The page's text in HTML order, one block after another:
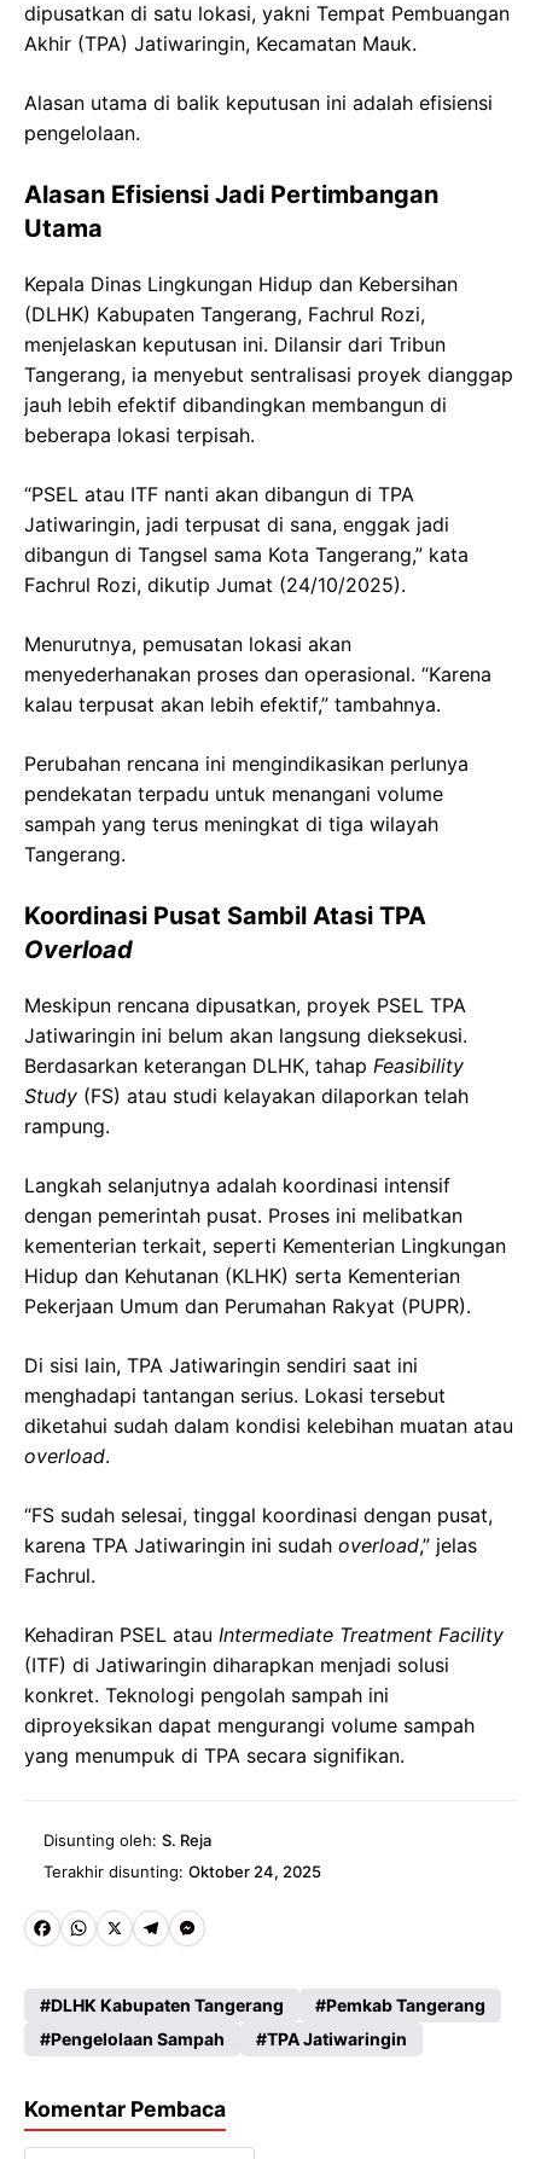
dipusatkan di satu lokasi, yakni Tempat Pembuangan
Akhir (TPA) Jatiwaringin, Kecamatan Mauk.
Alasan utama di balik keputusan ini adalah efisiensi
pengelolaan.
Alasan Efisiensi Jadi Pertimbangan
Utama
Kepala Dinas Lingkungan Hidup dan Kebersihan
(DLHK) Kabupaten Tangerang, Fachrul Rozi,
menjelaskan keputusan ini. Dilansir dari Tribun
Tangerang, ia menyebut sentralisasi proyek dianggap
jauh lebih efektif dibandingkan membangun di
beberapa lokasi terpisah.
“PSEL atau ITF nanti akan dibangun di TPA
Jatiwaringin, jadi terpusat di sana, enggak jadi
dibangun di Tangsel sama Kota Tangerang,” kata
Fachrul Rozi, dikutip Jumat (24/10/2025).
Menurutnya, pemusatan lokasi akan
menyederhanakan proses dan operasional. “Karena
kalau terpusat akan lebih efektif,” tambahnya.
Perubahan rencana ini mengindikasikan perlunya
pendekatan terpadu untuk menangani volume
sampah yang terus meningkat di tiga wilayah
Tangerang.
Koordinasi Pusat Sambil Atasi TPA
Overload
Meskipun rencana dipusatkan, proyek PSEL TPA
Jatiwaringin ini belum akan langsung dieksekusi.
Berdasarkan keterangan DLHK, tahap Feasibility
Study (FS) atau studi kelayakan dilaporkan telah
rampung.
Langkah selanjutnya adalah koordinasi intensif
dengan pemerintah pusat. Proses ini melibatkan
kementerian terkait, seperti Kementerian Lingkungan
Hidup dan Kehutanan (KLHK) serta Kementerian
Pekerjaan Umum dan Perumahan Rakyat (PUPR).
Di sisi lain, TPA Jatiwaringin sendiri saat ini
menghadapi tantangan serius. Lokasi tersebut
diketahui sudah dalam kondisi kelebihan muatan atau
overload.
“FS sudah selesai, tinggal koordinasi dengan pusat,
karena TPA Jatiwaringin ini sudah overload,” jelas
Fachrul.
Kehadiran PSEL atau Intermediate Treatment Facility
(ITF) di Jatiwaringin diharapkan menjadi solusi
konkret. Teknologi pengolah sampah ini
diproyeksikan dapat mengurangi volume sampah
yang menumpuk di TPA secara signifikan.
Disunting oleh: S. Reja
Terakhir disunting: Oktober 24, 2025
Fa
b
o
k
W
ts
A
p
X
Te
gr
a
M
se
n
er
DLHK Kabupaten Tangerang
Pemkab Tangerang
Pengelolaan Sampah
TPA Jatiwaringin
Komentar Pembaca